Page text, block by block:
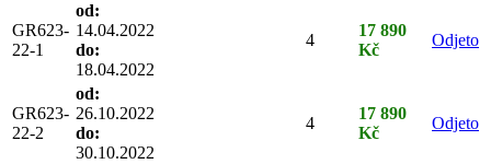
GR623-
22-1
od:
14.04.2022
do:
18.04.2022
4
17 890
Kč
Odjeto
GR623-
22-2
od:
26.10.2022
do:
30.10.2022
4
17 890
Kč
Odjeto